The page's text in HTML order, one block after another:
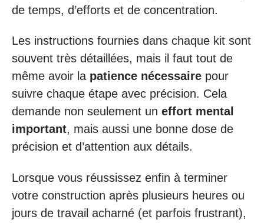
de temps, d’efforts et de concentration.
Les instructions fournies dans chaque kit sont
souvent très détaillées, mais il faut tout de
même avoir la patience nécessaire pour
suivre chaque étape avec précision. Cela
demande non seulement un effort mental
important, mais aussi une bonne dose de
précision et d’attention aux détails.
Lorsque vous réussissez enfin à terminer
votre construction après plusieurs heures ou
jours de travail acharné (et parfois frustrant),